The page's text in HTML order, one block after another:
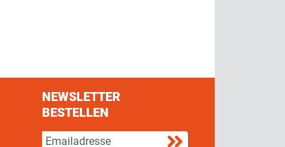
on Twitter
NEWSLETTER
BESTELLEN